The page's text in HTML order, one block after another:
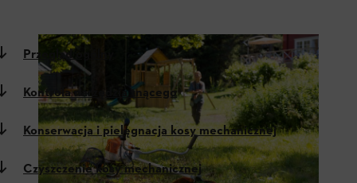
Przegląd ogólny
Kontrola narzędzia tnącego
Konserwacja i pielęgnacja kosy mechanicznej
Czyszczenie kosy mechanicznej